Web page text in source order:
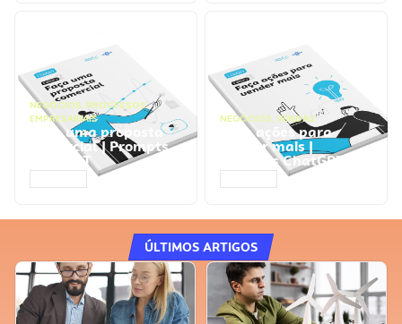
NEGÓCIOS, PROCESSOS
EMPRESARIAIS
Faça uma proposta
comercial | Prompts
ChatGPT
NEGÓCIOS, VENDAS
Faça ações para
vender mais |
Prompts ChatGPT
ÚLTIMOS ARTIGOS